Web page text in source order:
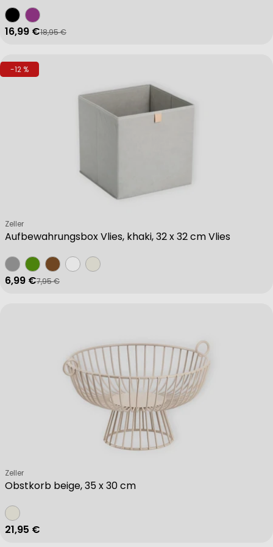
Identify devices based on information actively requested
Non-IAB processing purposes:
Advertising
Verkaufspreis
16,99 €
Regulärer Preis
18,95 €
-12 %
Aufbewahrungsbox Vlies, khaki, 32 x 32 cm Vlies
Verkäufer:
Zeller
Verkaufspreis
6,99 €
Regulärer Preis
7,95 €
Obstkorb beige, 35 x 30 cm
Verkäufer:
Zeller
Regulärer Preis
21,95 €